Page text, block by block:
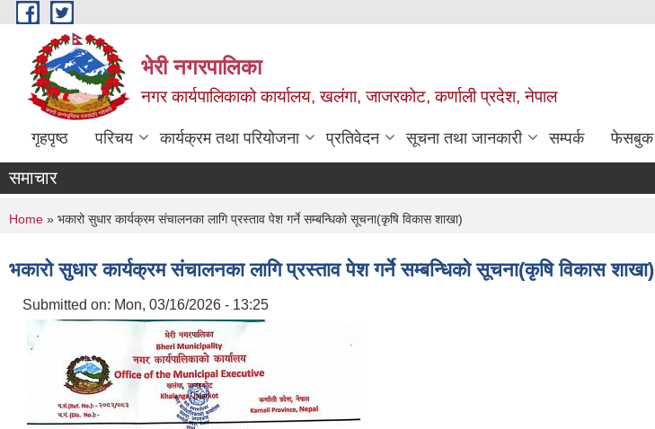
Skip to main content
भेरी नगरपालिका
नगर कार्यपालिकाको कार्यालय, खलंगा, जाजरकोट, कर्णाली प्रदेश, नेपाल
गृहपृष्ठ परिचय कार्यक्रम तथा परियोजना प्रतिवेदन सूचना तथा जानकारी सम्पर्क फेसबुक
समाचार
You are here
Home » भकारो सुधार कार्यक्रम संचालनका लागि प्रस्ताव पेश गर्ने सम्बन्धिको सूचना(कृषि विकास शाखा)
भकारो सुधार कार्यक्रम संचालनका लागि प्रस्ताव पेश गर्ने सम्बन्धिको सूचना(कृषि विकास शाखा)
Submitted on: Mon, 03/16/2026 - 13:25